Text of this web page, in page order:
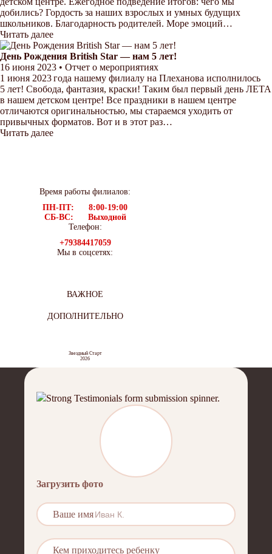
добились? Гордость за наших взрослых и умных будущих
школьников. Благодарность родителей. Море эмоций…
Читать далее
День Рождения British Star — нам 5 лет!
16 июня 2023 • Отчет о мероприятиях
1 июня 2023 года нашему филиалу на Плеханова исполнилось
5 лет! Свобода, фантазия, краски! Таким был первый день ЛЕТА
в нашем детском центре! Все праздники в нашем центре
отличаются оригинальностью, мы стараемся уходить от
привычных форматов. Вот и в этот раз…
Читать далее
Время работы филиалов:
ПН-ПТ: 8:00-19:00
СБ-ВС: Выходной
Телефон:
+79384417059
Мы в соцсетях:
Звездный Старт
2026
ВАЖНОЕ
ДОПОЛНИТЕЛЬНО
Загрузить фото
Ваше имя
Кем приходитесь ребенку